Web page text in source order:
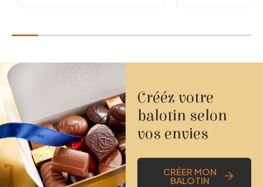
Crééz votre
balotin selon
vos envies
CRÉER MON
BALOTIN